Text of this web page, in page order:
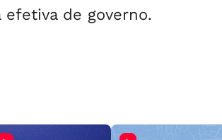
de governo.